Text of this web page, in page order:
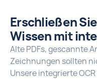
Erschließen
Wissen mit
Alte PDFs, gescannte
Zeichnungen sollten
Unsere integrierte